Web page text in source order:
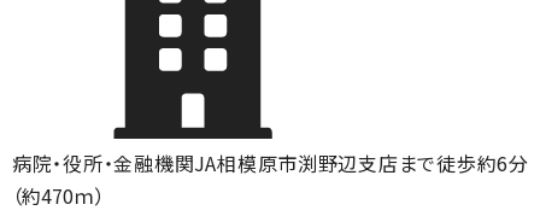
病院・役所・金融機関JA相模原市渕野辺支店まで徒歩約6分
（約470ｍ）